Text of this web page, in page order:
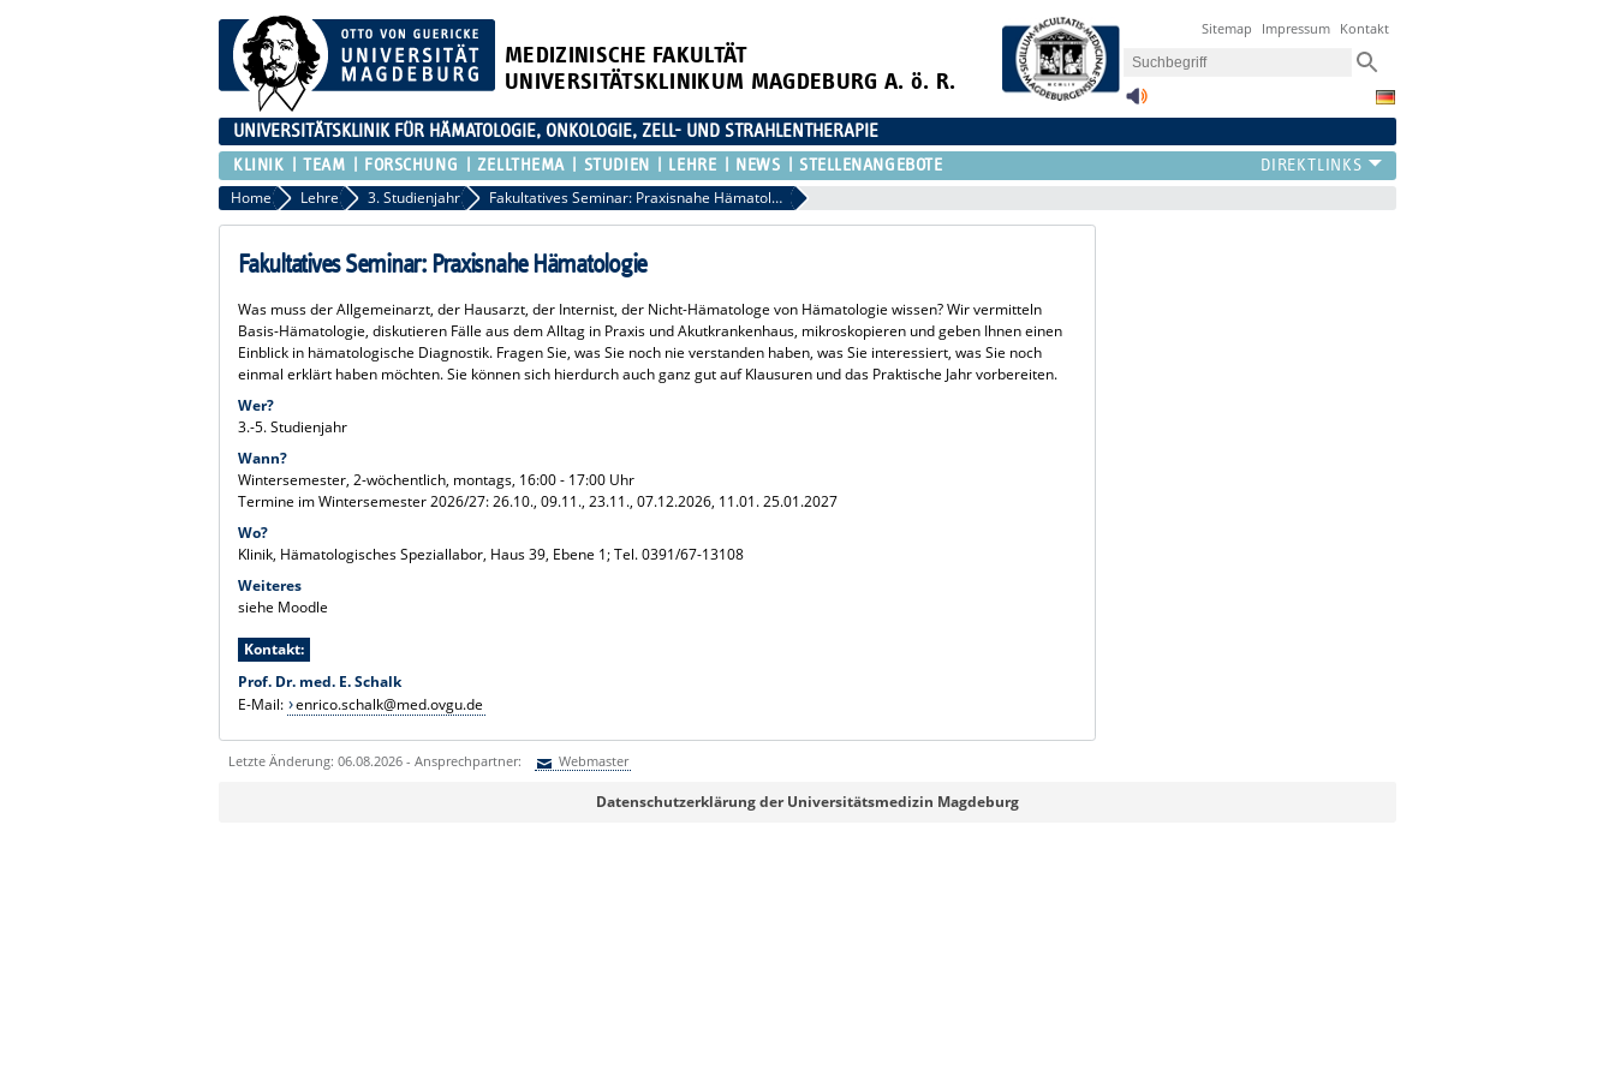
MEDIZINISCHE FAKULTÄT
UNIVERSITÄTSKLINIKUM MAGDEBURG A. ö. R.
Sitemap Impressum Kontakt
UNIVERSITÄTSKLINIK FÜR HÄMATOLOGIE, ONKOLOGIE, ZELL- UND STRAHLENTHERAPIE
KLINIK TEAM FORSCHUNG ZELLTHEMA STUDIEN LEHRE NEWS STELLENANGEBOTE
Home Lehre 3. Studienjahr Fakultatives Seminar: Praxisnahe Hämatologie
Fakultatives Seminar: Praxisnahe Hämatologie
Was muss der Allgemeinarzt, der Hausarzt, der Internist, der Nicht-Hämatologe von Hämatologie wissen? Wir vermitteln
Basis-Hämatologie, diskutieren Fälle aus dem Alltag in Praxis und Akutkrankenhaus, mikroskopieren und geben Ihnen einen
Einblick in hämatologische Diagnostik. Fragen Sie, was Sie noch nie verstanden haben, was Sie interessiert, was Sie noch
einmal erklärt haben möchten. Sie können sich hierdurch auch ganz gut auf Klausuren und das Praktische Jahr vorbereiten.
Wer?
3.-5. Studienjahr
Wann?
Wintersemester, 2-wöchentlich, montags, 16:00 - 17:00 Uhr
Termine im Wintersemester 2026/27: 26.10., 09.11., 23.11., 07.12.2026, 11.01. 25.01.2027
Wo?
Klinik, Hämatologisches Speziallabor, Haus 39, Ebene 1; Tel. 0391/67-13108
Weiteres
siehe Moodle
Kontakt:
Prof. Dr. med. E. Schalk
E-Mail: enrico.schalk@med.ovgu.de
Letzte Änderung: 06.08.2026 - Ansprechpartner: Webmaster
WebmasterDatenschutzerklärung der Universitätsmedizin Magdeburg